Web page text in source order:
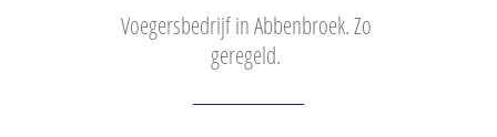
Voegersbedrijf in Abbenbroek. Zo
geregeld.